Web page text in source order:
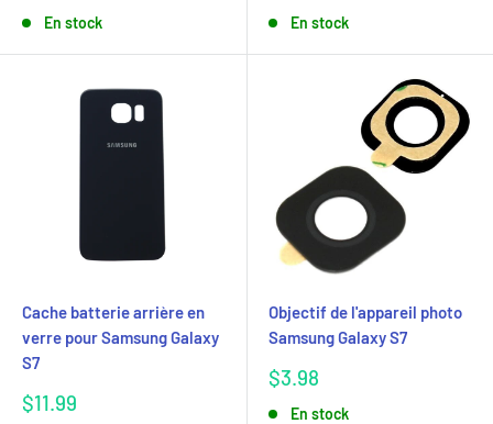
En stock En stock
Cache batterie arrière en
verre pour Samsung Galaxy
S7
Prix
$11.99
Objectif de l'appareil photo
Samsung Galaxy S7
Prix
$3.98
En stock